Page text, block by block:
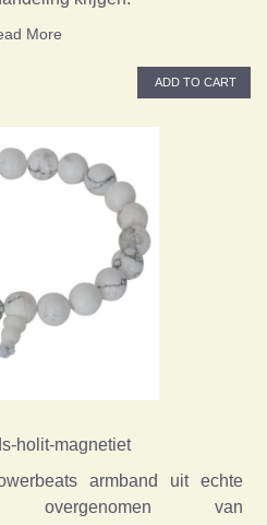
More
ADD TO CART
holit-magnetiet
armband uit echte
overgenomen van